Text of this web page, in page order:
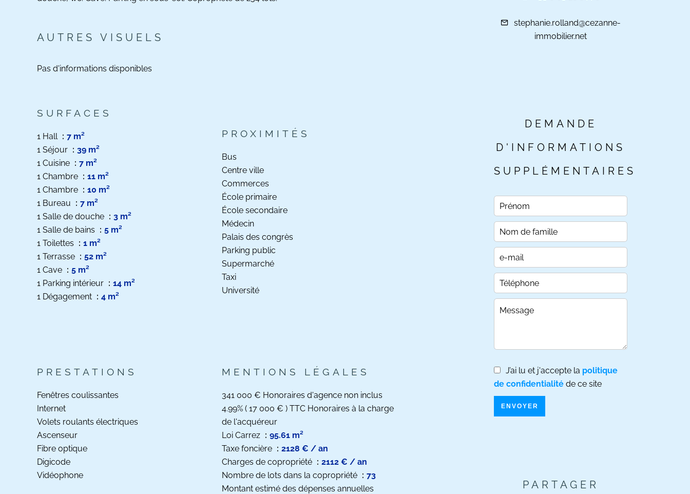
AUTRES VISUELS
Pas d'informations disponibles
SURFACES
1 Hall
7 m²
1 Séjour
39 m²
1 Cuisine
7 m²
1 Chambre
11 m²
1 Chambre
10 m²
1 Bureau
7 m²
1 Salle de douche
3 m²
1 Salle de bains
5 m²
1 Toilettes
1 m²
1 Terrasse
52 m²
1 Cave
5 m²
1 Parking intérieur
14 m²
1 Dégagement
4 m²
PROXIMITÉS
Bus
Centre ville
Commerces
École primaire
École secondaire
Médecin
Palais des congrès
Parking public
Supermarché
Taxi
Université
PRESTATIONS
Fenêtres coulissantes
Internet
Volets roulants électriques
Ascenseur
Fibre optique
Digicode
Vidéophone
MENTIONS LÉGALES
341 000 € Honoraires d'agence non inclus
4.99% ( 17 000 € ) TTC Honoraires à la charge
de l'acquéreur
Loi Carrez
95.61 m²
Taxe foncière
2128 € / an
Charges de copropriété
2112 € / an
Nombre de lots dans la copropriété
73
Montant estimé des dépenses annuelles
stephanie.rolland@cezanne-
immobilier.net
DEMANDE
D'INFORMATIONS
SUPPLÉMENTAIRES
J’ai lu et j'accepte la politique
de confidentialité de ce site
ENVOYER
PARTAGER